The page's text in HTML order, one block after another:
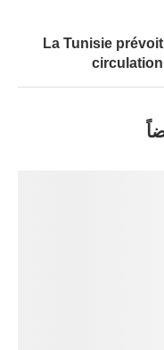
La Tunisie